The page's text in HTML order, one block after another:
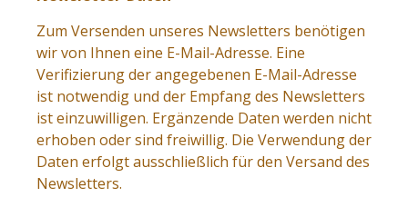
Zum Versenden unseres Newsletters benötigen
wir von Ihnen eine E-Mail-Adresse. Eine
Verifizierung der angegebenen E-Mail-Adresse
ist notwendig und der Empfang des Newsletters
ist einzuwilligen. Ergänzende Daten werden nicht
erhoben oder sind freiwillig. Die Verwendung der
Daten erfolgt ausschließlich für den Versand des
Newsletters.